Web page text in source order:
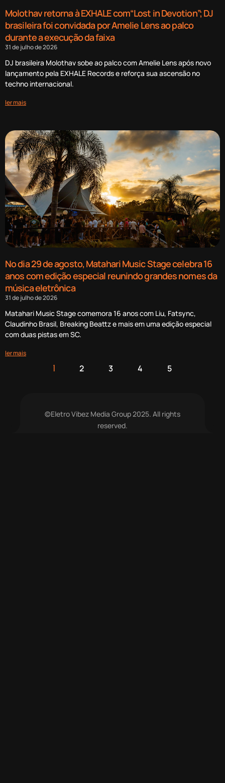
Molothav retorna à EXHALE com“Lost in Devotion”; DJ
brasileira foi convidada por Amelie Lens ao palco
durante a execução da faixa
31 de julho de 2026
DJ brasileira Molothav sobe ao palco com Amelie Lens após novo
lançamento pela EXHALE Records e reforça sua ascensão no
techno internacional.
ler mais
No dia 29 de agosto, Matahari Music Stage celebra 16
anos com edição especial reunindo grandes nomes da
música eletrônica
31 de julho de 2026
Matahari Music Stage comemora 16 anos com Liu, Fatsync,
Claudinho Brasil, Breaking Beattz e mais em uma edição especial
com duas pistas em SC.
ler mais
1 2 3 4 5
©Eletro Vibez Media Group 2025. All rights
reserved.